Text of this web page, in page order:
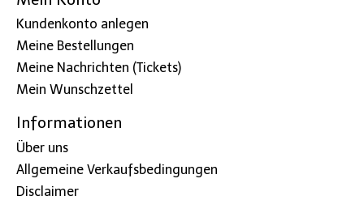
Kundenkonto anlegen
Meine Bestellungen
Meine Nachrichten (Tickets)
Mein Wunschzettel
Informationen
Über uns
Allgemeine Verkaufsbedingungen
Disclaimer